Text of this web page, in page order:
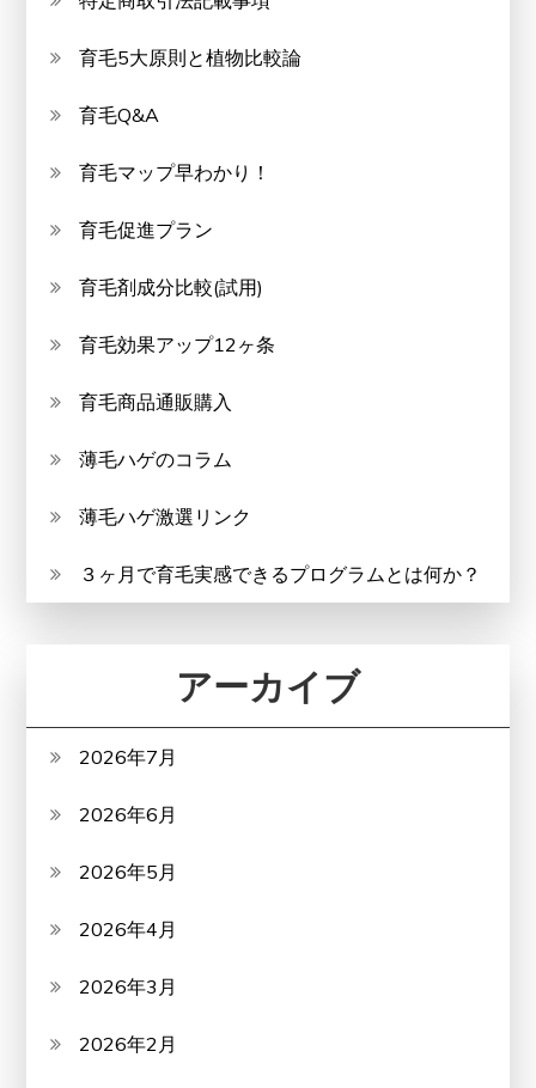
育毛5大原則と植物比較論
育毛Q&A
育毛マップ早わかり！
育毛促進プラン
育毛剤成分比較(試用)
育毛効果アップ12ヶ条
育毛商品通販購入
薄毛ハゲのコラム
薄毛ハゲ激選リンク
３ヶ月で育毛実感できるプログラムとは何か？
アーカイブ
2026年7月
2026年6月
2026年5月
2026年4月
2026年3月
2026年2月